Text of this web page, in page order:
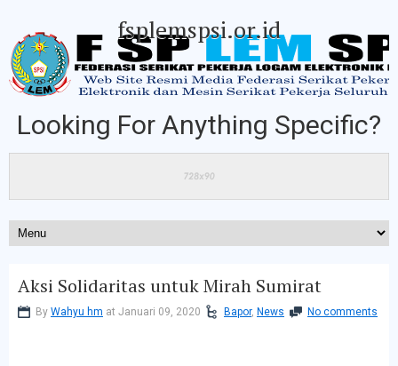
fsplemspsi.or.id
Looking For Anything Specific?
Aksi Solidaritas untuk Mirah Sumirat
By Wahyu hm at Januari 09, 2020 Bapor, News No comments